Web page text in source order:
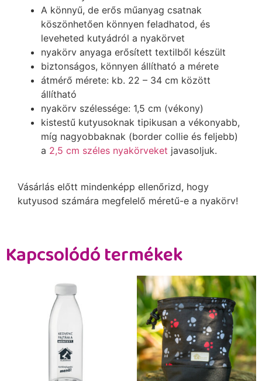
A könnyű, de erős műanyag csatnak
köszönhetően könnyen feladhatod, és
leveheted kutyádról a nyakörvet
nyakörv anyaga erősített textilből készült
biztonságos, könnyen állítható a mérete
átmérő mérete: kb. 22 – 34 cm között
állítható
nyakörv szélessége: 1,5 cm (vékony)
kistestű kutyusoknak tipikusan a vékonyabb,
míg nagyobbaknak (border collie és feljebb)
a 2,5 cm széles nyakörveket javasoljuk.
Vásárlás előtt mindenképp ellenőrizd, hogy
kutyusod számára megfelelő méretű-e a nyakörv!
Kapcsolódó termékek